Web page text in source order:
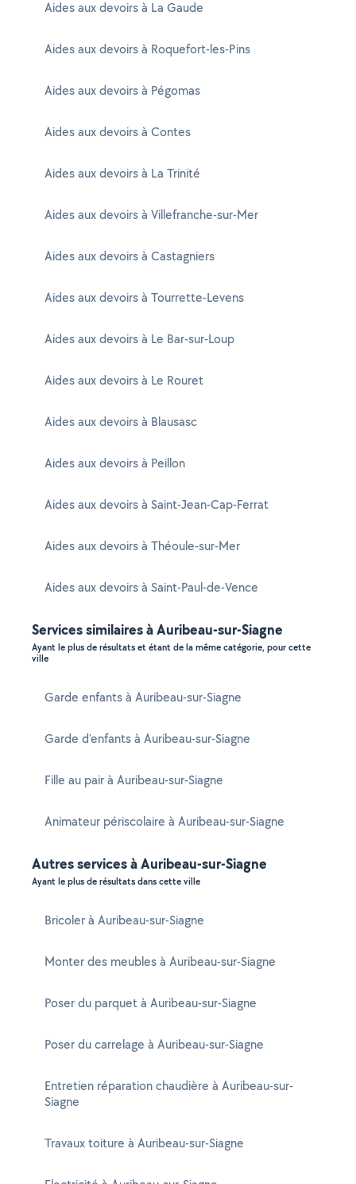
Aides aux devoirs à La Gaude
Aides aux devoirs à Roquefort-les-Pins
Aides aux devoirs à Pégomas
Aides aux devoirs à Contes
Aides aux devoirs à La Trinité
Aides aux devoirs à Villefranche-sur-Mer
Aides aux devoirs à Castagniers
Aides aux devoirs à Tourrette-Levens
Aides aux devoirs à Le Bar-sur-Loup
Aides aux devoirs à Le Rouret
Aides aux devoirs à Blausasc
Aides aux devoirs à Peillon
Aides aux devoirs à Saint-Jean-Cap-Ferrat
Aides aux devoirs à Théoule-sur-Mer
Aides aux devoirs à Saint-Paul-de-Vence
Services similaires à Auribeau-sur-Siagne
Ayant le plus de résultats et étant de la même catégorie, pour cette
ville
Garde enfants à Auribeau-sur-Siagne
Garde d'enfants à Auribeau-sur-Siagne
Fille au pair à Auribeau-sur-Siagne
Animateur périscolaire à Auribeau-sur-Siagne
Autres services à Auribeau-sur-Siagne
Ayant le plus de résultats dans cette ville
Bricoler à Auribeau-sur-Siagne
Monter des meubles à Auribeau-sur-Siagne
Poser du parquet à Auribeau-sur-Siagne
Poser du carrelage à Auribeau-sur-Siagne
Entretien réparation chaudière à Auribeau-sur-
Siagne
Travaux toiture à Auribeau-sur-Siagne